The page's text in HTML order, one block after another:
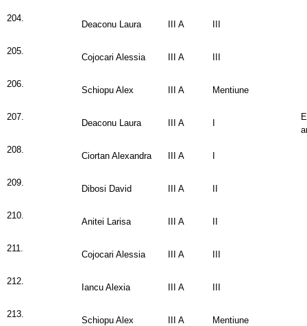
204.
Deaconu Laura III A
205.
Cojocari Alessia III A
206.
Schiopu Alex III A Mentiune
207.
Deaconu Laura III A
208.
Ciortan Alexandra III A
209.
Dibosi David III A
210.
Anitei Larisa III A
211.
Cojocari Alessia III A
212.
Iancu Alexia III A
213.
Schiopu Alex III A Mentiune